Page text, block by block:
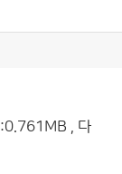
, 다